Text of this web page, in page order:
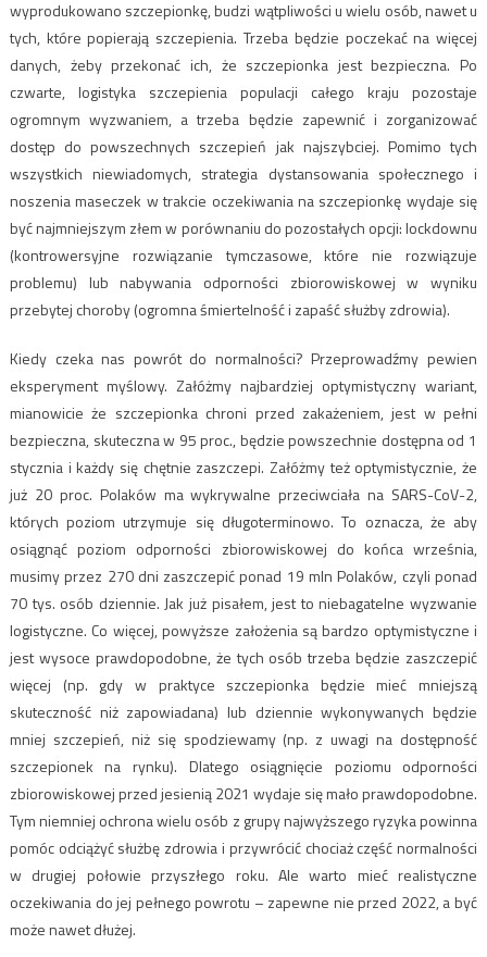
wyprodukowano szczepionkę, budzi wątpliwości u wielu osób, nawet u
tych, które popierają szczepienia. Trzeba będzie poczekać na więcej
danych, żeby przekonać ich, że szczepionka jest bezpieczna. Po
czwarte, logistyka szczepienia populacji całego kraju pozostaje
ogromnym wyzwaniem, a trzeba będzie zapewnić i zorganizować
dostęp do powszechnych szczepień jak najszybciej. Pomimo tych
wszystkich niewiadomych, strategia dystansowania społecznego i
noszenia maseczek w trakcie oczekiwania na szczepionkę wydaje się
być najmniejszym złem w porównaniu do pozostałych opcji: lockdownu
(kontrowersyjne rozwiązanie tymczasowe, które nie rozwiązuje
problemu) lub nabywania odporności zbiorowiskowej w wyniku
przebytej choroby (ogromna śmiertelność i zapaść służby zdrowia).
Kiedy czeka nas powrót do normalności? Przeprowadźmy pewien
eksperyment myślowy. Załóżmy najbardziej optymistyczny wariant,
mianowicie że szczepionka chroni przed zakażeniem, jest w pełni
bezpieczna, skuteczna w 95 proc., będzie powszechnie dostępna od 1
stycznia i każdy się chętnie zaszczepi. Załóżmy też optymistycznie, że
już 20 proc. Polaków ma wykrywalne przeciwciała na SARS-CoV-2,
których poziom utrzymuje się długoterminowo. To oznacza, że aby
osiągnąć poziom odporności zbiorowiskowej do końca września,
musimy przez 270 dni zaszczepić ponad 19 mln Polaków, czyli ponad
70 tys. osób dziennie. Jak już pisałem, jest to niebagatelne wyzwanie
logistyczne. Co więcej, powyższe założenia są bardzo optymistyczne i
jest wysoce prawdopodobne, że tych osób trzeba będzie zaszczepić
więcej (np. gdy w praktyce szczepionka będzie mieć mniejszą
skuteczność niż zapowiadana) lub dziennie wykonywanych będzie
mniej szczepień, niż się spodziewamy (np. z uwagi na dostępność
szczepionek na rynku). Dlatego osiągnięcie poziomu odporności
zbiorowiskowej przed jesienią 2021 wydaje się mało prawdopodobne.
Tym niemniej ochrona wielu osób z grupy najwyższego ryzyka powinna
pomóc odciążyć służbę zdrowia i przywrócić chociaż część normalności
w drugiej połowie przyszłego roku. Ale warto mieć realistyczne
oczekiwania do jej pełnego powrotu – zapewne nie przed 2022, a być
może nawet dłużej.